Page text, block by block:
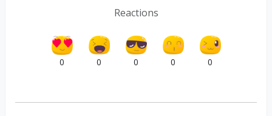
Reactions
0 0 0 0 0